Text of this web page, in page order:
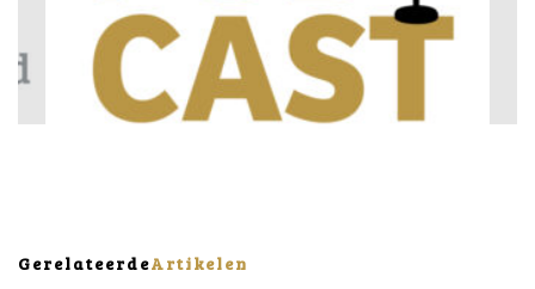
GerelateerdeArtikelen